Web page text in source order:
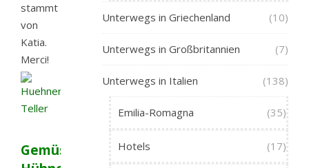
stammt
von
Katia.
Merci!
Gemüse-
Unterwegs in Griechenland (10)
Unterwegs in Großbritannien (7)
Unterwegs in Italien (138)
Emilia-Romagna (35)
Hotels (17)